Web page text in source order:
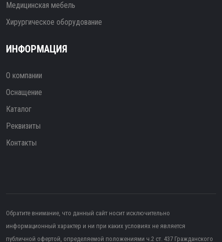
Медицинская мебель
Хирургическое оборудование
ИНФОРМАЦИЯ
О компании
Оснащение
Каталог
Реквизиты
Контакты
Обратите внимание, что данный сайт носит исключительно
информационный характер и ни при каких условиях не является
публичной офертой, определяемой положениями ч.2 ст. 437 Гражданского